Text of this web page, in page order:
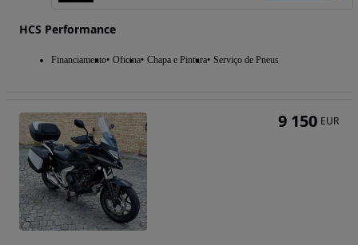
HCS Performance
Financiamento Oficina Chapa e Pintura Serviço de Pneus
9 150 EUR